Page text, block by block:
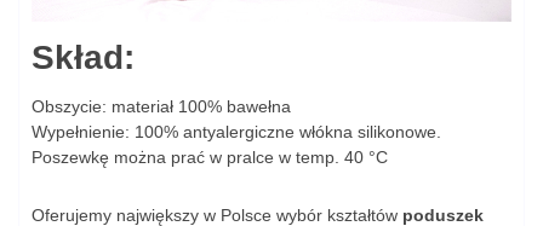
Skład:
Obszycie: materiał 100% bawełna
Wypełnienie: 100% antyalergiczne włókna silikonowe.
Poszewkę można prać w pralce w temp. 40 °C
Oferujemy największy w Polsce wybór kształtów poduszek